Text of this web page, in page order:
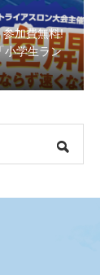
ン教室」
しました
参加費無料!
小学生ラン